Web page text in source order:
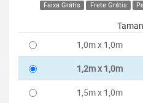
Faixa Grátis Frete Grátis
1,0m x 1,0m
1,2m x 1,0m
1,5m x 1,0m